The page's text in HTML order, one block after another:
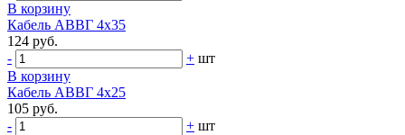
В корзину
Кабель АВВГ 4х35
124 руб.
-
+ шт
В корзину
Кабель АВВГ 4х25
105 руб.
-
+ шт